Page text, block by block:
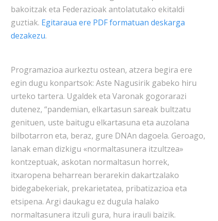
bakoitzak eta Federazioak antolatutako ekitaldi
guztiak. Egitaraua ere PDF formatuan deskarga
dezakezu.
Programazioa aurkeztu ostean, atzera begira ere
egin dugu konpartsok: Aste Nagusirik gabeko hiru
urteko tartera. Ugaldek eta Varonak gogorarazi
dutenez, “pandemian, elkartasun sareak bultzatu
genituen, uste baitugu elkartasuna eta auzolana
bilbotarron eta, beraz, gure DNAn dagoela. Geroago,
lanak eman dizkigu «normaltasunera itzultzea»
kontzeptuak, askotan normaltasun horrek,
itxaropena beharrean berarekin dakartzalako
bidegabekeriak, prekarietatea, pribatizazioa eta
etsipena. Argi daukagu ez dugula halako
normaltasunera itzuli gura, hura irauli baizik.